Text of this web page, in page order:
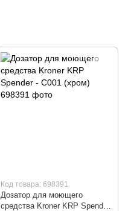
Код товара: 698391
Дозатор для моющего
средства Kroner KRP Spender